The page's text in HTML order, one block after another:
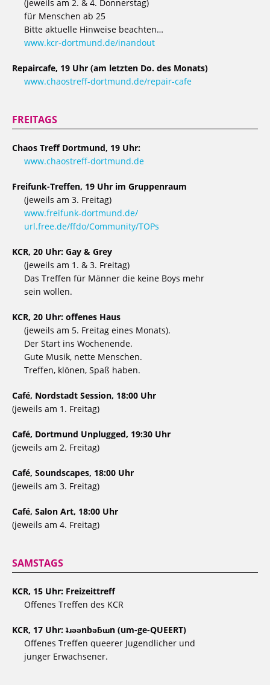
(jeweils am 2. & 4. Donnerstag)
für Menschen ab 25
Bitte aktuelle Hinweise beachten…
www.kcr-dortmund.de/inandout
Repaircafe, 19 Uhr (am letzten Do. des Monats)
www.chaostreff-dortmund.de/repair-cafe
FREITAGS
Chaos Treff Dortmund, 19 Uhr:
www.chaostreff-dortmund.de
Freifunk-Treffen, 19 Uhr im Gruppenraum
(jeweils am 3. Freitag)
www.freifunk-dortmund.de/
url.free.de/ffdo/Community/TOPs
KCR, 20 Uhr: Gay & Grey
(jeweils am 1. & 3. Freitag)
Das Treffen für Männer die keine Boys mehr
sein wollen.
KCR, 20 Uhr: offenes Haus
(jeweils am 5. Freitag eines Monats).
Der Start ins Wochenende.
Gute Musik, nette Menschen.
Treffen, klönen, Spaß haben.
Café, Nordstadt Session, 18:00 Uhr
(jeweils am 1. Freitag)
Café, Dortmund Unplugged, 19:30 Uhr
(jeweils am 2. Freitag)
Café, Soundscapes, 18:00 Uhr
(jeweils am 3. Freitag)
Café, Salon Art, 18:00 Uhr
(jeweils am 4. Freitag)
SAMSTAGS
KCR, 15 Uhr: Freizeittreff
Offenes Treffen des KCR
KCR, 17 Uhr: ʇɹǝǝnbǝƃɯn (um-ge-QUEERT)
Offenes Treffen queerer Jugendlicher und
junger Erwachsener.